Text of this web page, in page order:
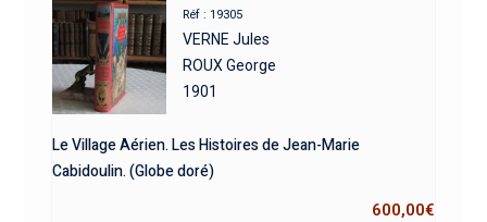
Réf : 19305
VERNE Jules
ROUX George
1901
Le Village Aérien. Les Histoires de Jean-Marie
Cabidoulin. (Globe doré)
600,00€